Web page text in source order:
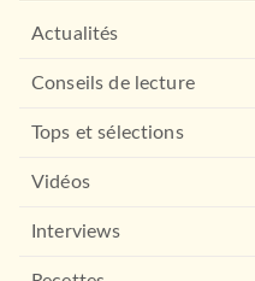
Actualités
Conseils de lecture
Tops et sélections
Vidéos
Interviews